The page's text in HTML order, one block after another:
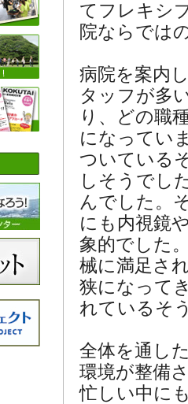
てフレキシ
院ならでは
病院を案内
タッフが多
り、どの職
になってい
ついている
しそうでし
んでした。
にも内視鏡
象的でした
械に満足さ
狭になって
れているそ
全体を通し
環境が整備
忙しい中に